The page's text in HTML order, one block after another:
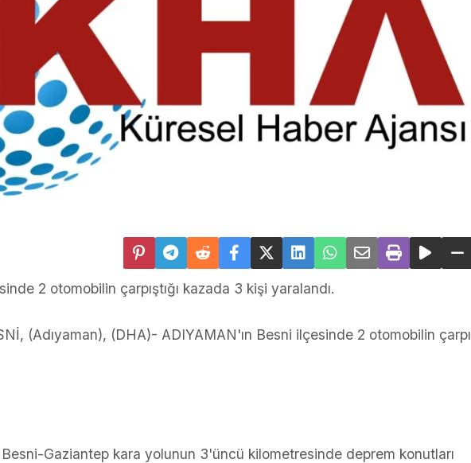
2 otomobilin çarpıştığı kazada 3 kişi yaralandı.
(Adıyaman), (DHA)- ADIYAMAN'ın Besni ilçesinde 2 otomobilin
Gaziantep kara yolunun 3'üncü kilometresinde deprem konutları